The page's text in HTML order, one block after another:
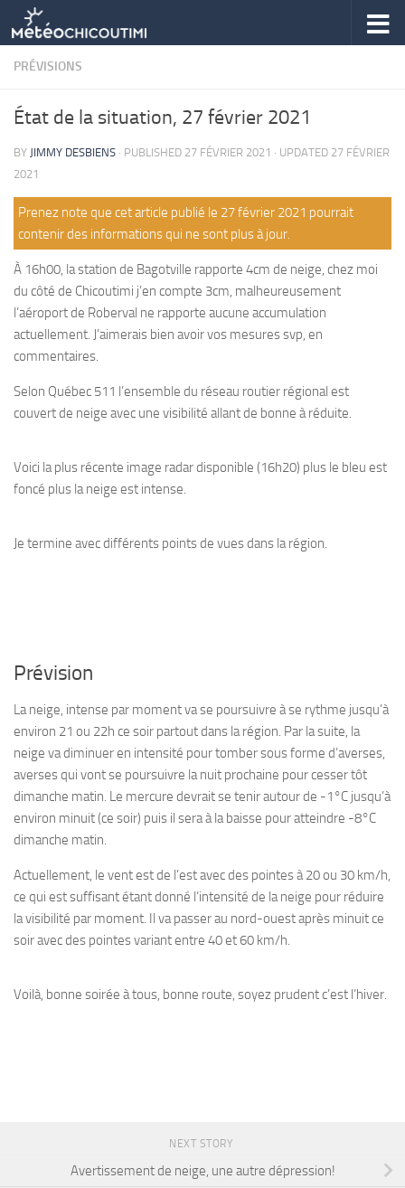
Skip to content
PRÉVISIONS
État de la situation, 27 février 2021
BY JIMMY DESBIENS · PUBLISHED 27 FÉVRIER 2021 · UPDATED 27 FÉVRIER
2021
Prenez note que cet article publié le 27 février 2021 pourrait
contenir des informations qui ne sont plus à jour.
À 16h00, la station de Bagotville rapporte 4cm de neige, chez moi
du côté de Chicoutimi j’en compte 3cm, malheureusement
l’aéroport de Roberval ne rapporte aucune accumulation
actuellement. J’aimerais bien avoir vos mesures svp, en
commentaires.
Selon Québec 511 l’ensemble du réseau routier régional est
couvert de neige avec une visibilité allant de bonne à réduite.
Voici la plus récente image radar disponible (16h20) plus le bleu est
foncé plus la neige est intense.
Je termine avec différents points de vues dans la région.
Prévision
La neige, intense par moment va se poursuivre à se rythme jusqu’à
environ 21 ou 22h ce soir partout dans la région. Par la suite, la
neige va diminuer en intensité pour tomber sous forme d’averses,
averses qui vont se poursuivre la nuit prochaine pour cesser tôt
dimanche matin. Le mercure devrait se tenir autour de -1°C jusqu’à
environ minuit (ce soir) puis il sera à la baisse pour atteindre -8°C
dimanche matin.
Actuellement, le vent est de l’est avec des pointes à 20 ou 30 km/h,
ce qui est suffisant étant donné l’intensité de la neige pour réduire
la visibilité par moment. Il va passer au nord-ouest après minuit ce
soir avec des pointes variant entre 40 et 60 km/h.
Voilà, bonne soirée à tous, bonne route, soyez prudent c’est l’hiver.
NEXT STORY
Avertissement de neige, une autre dépression!